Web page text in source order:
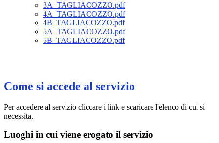
3A_TAGLIACOZZO.pdf
4A_TAGLIACOZZO.pdf
4B_TAGLIACOZZO.pdf
5A_TAGLIACOZZO.pdf
5B_TAGLIACOZZO.pdf
Come si accede al servizio
Per accedere al servizio cliccare i link e scaricare l'elenco di cui si
necessita.
Luoghi in cui viene erogato il servizio